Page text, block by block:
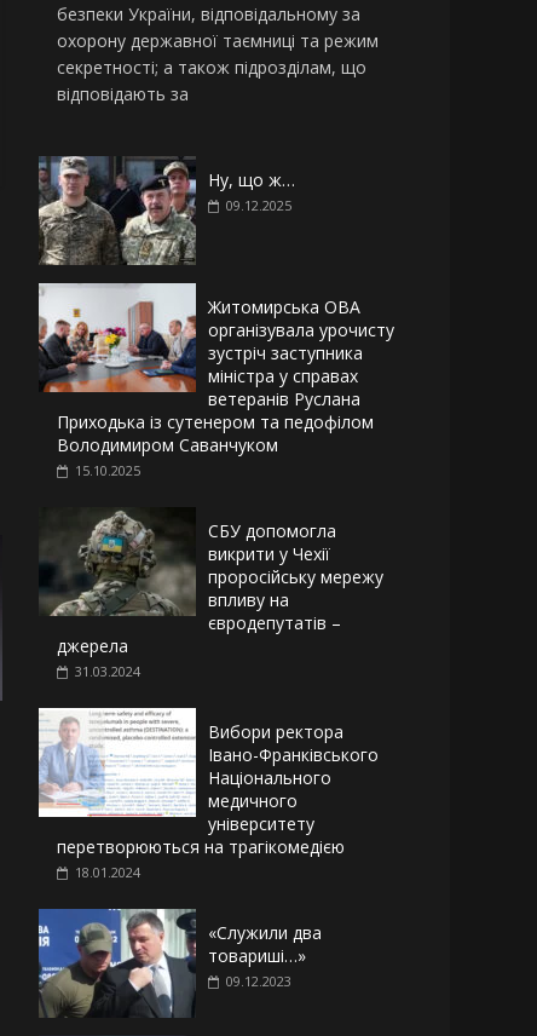
безпеки України, відповідальному за
охорону державної таємниці та режим
секретності; а також підрозділам, що
відповідають за
Ну, що ж…
09.12.2025
Житомирська ОВА
організувала урочисту
зустріч заступника
міністра у справах
ветеранів Руслана
Приходька із сутенером та педофілом
Володимиром Саванчуком
15.10.2025
СБУ допомогла
викрити у Чехії
проросійську мережу
впливу на
євродепутатів –
джерела
31.03.2024
Вибори ректора
Івано-Франківського
Національного
медичного
університету
перетворюються на трагікомедією
18.01.2024
«Служили два
товариші…»
09.12.2023